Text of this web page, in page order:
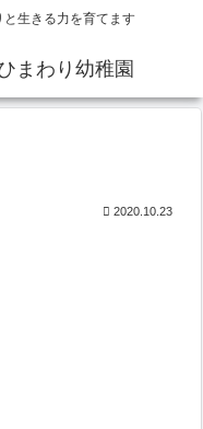
生きる力を育てます
2020.10.23